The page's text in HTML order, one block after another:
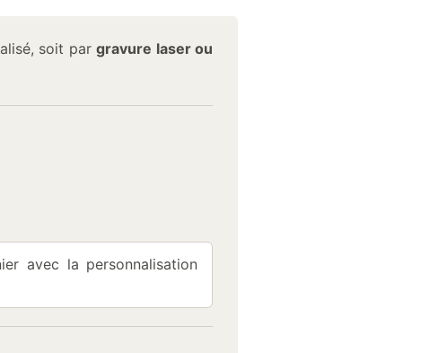
soit pargravure laser ou
avec la personnalisation